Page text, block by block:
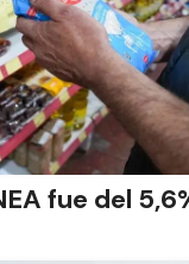
fue del